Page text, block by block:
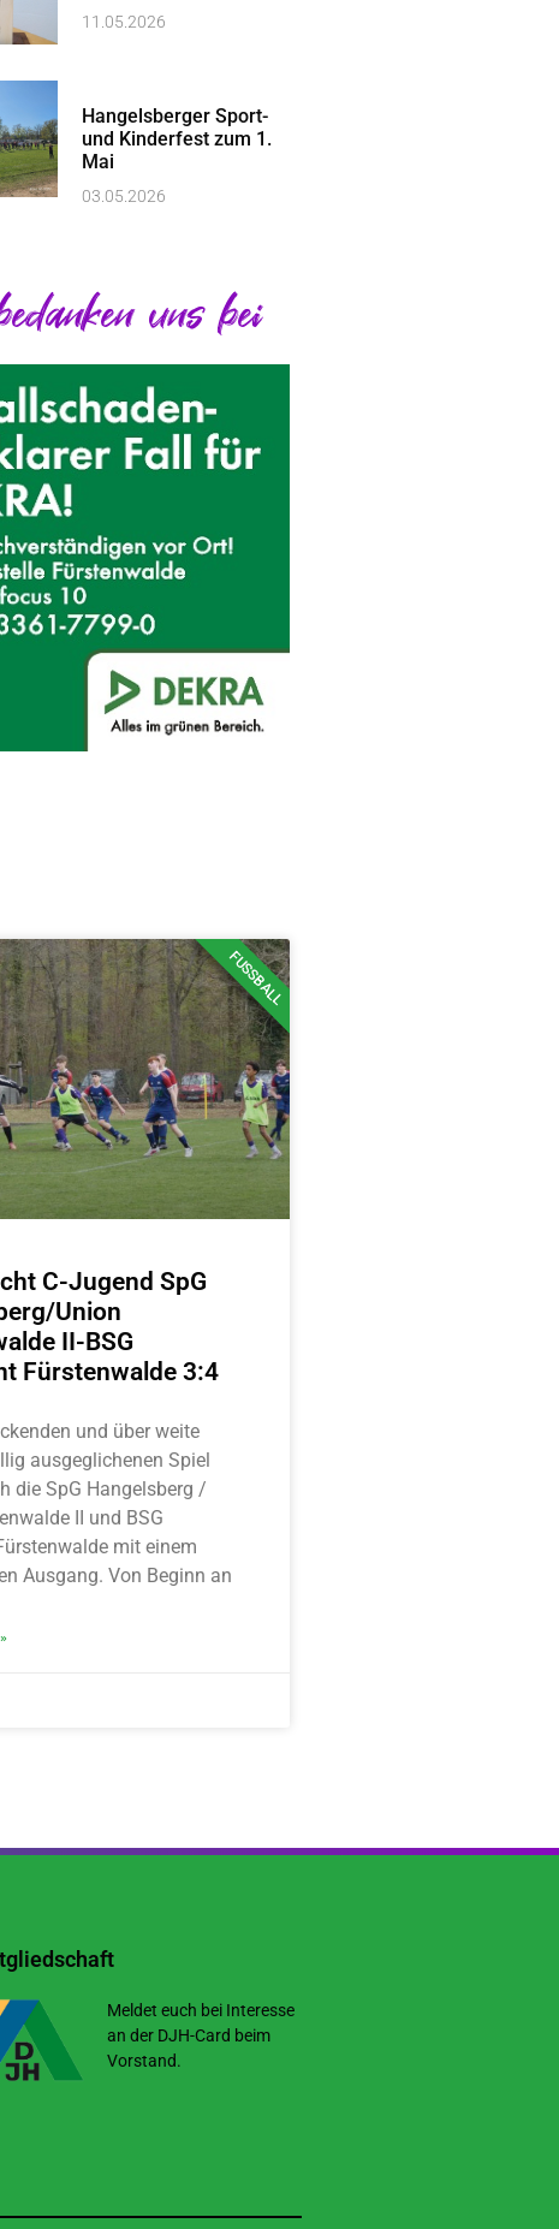
11.05.2026
Hangelsberger Sport-
und Kinderfest zum 1.
Mai
03.05.2026
uns bei
FUSSBALL
C-Jugend SpG
Union
II-BSG
Fürstenwalde 3:4
und über weite
ausgeglichenen Spiel
die SpG Hangelsberg /
II und BSG
mit einem
Ausgang. Von Beginn an
Meldet euch bei Interesse
an der DJH-Card beim
Vorstand.